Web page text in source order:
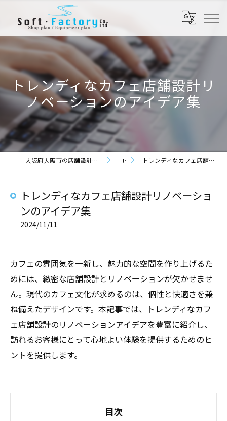
トレンディなカフェ店舗設計リ
ノベーションのアイデア集
大阪府大阪市の店舗設計なら株式会社ソフト・ファクトリー コラム トレンディなカフェ店舗設計リノベーションのアイデア集
トレンディなカフェ店舗設計リノベーショ
ンのアイデア集
2024/11/11
カフェの雰囲気を一新し、魅力的な空間を作り上げるた
めには、緻密な店舗設計とリノベーションが欠かせませ
ん。現代のカフェ文化が求めるのは、個性と快適さを兼
ね備えたデザインです。本記事では、トレンディなカフ
ェ店舗設計のリノベーションアイデアを豊富に紹介し、
訪れるお客様にとって心地よい体験を提供するためのヒ
ントを提供します。
目次